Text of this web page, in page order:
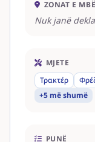
ZONAT E
Nuk janë
MJETE
Τρακτέρ
+5 më shumë
PUNË